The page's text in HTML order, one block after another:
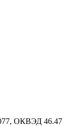
ОКВЭД 46.47